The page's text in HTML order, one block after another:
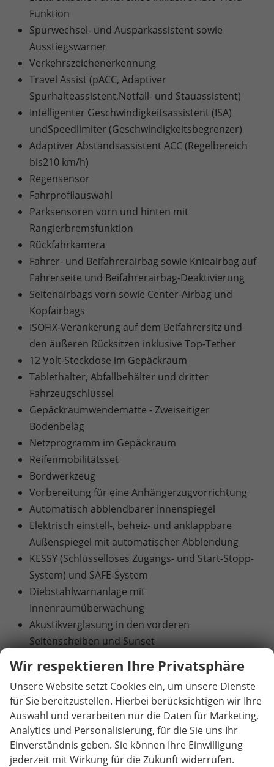
Funktion
Spurwechsel- und Ausparkassistent sowie
Ausstiegswarner
Verkehrszeichenerkennung
Travel Assist (pACC, Adaptiver
Spurhalteassistent,Notfall- und Stauassistent)
Intelligenter Geschwindigkeitsassistent (ISA)
undSpeedlimiter (Geschwindigkeitsbegrenzer)
Adaptiver Abstandsassistent ACC (Regelbereich
bis210 km/h)
Regensensor
Fahrprofilauswahl
Parksensoren vorn und hinten mit
Rangierbremsfunktion
Rückfahrkamera
Fahrer- und Beifahrerairbag sowie Knieairbag auf
Fahrerseite und Beifahrerairbag-Deaktivierung
Seitenairbags vorn sowie Center-Airbag und
Kopfairbags
ISOFIX-Verankerung auf dem Beifahrersitz und
den äußeren Rücksitzen inklusive Top-Tether
12 Volt-Steckdose im Gepäckraum
Tablethalter, Abfallbehälter und dritter
Fahrzeugschlüssel
Gepäckraumwendematte - Zweiseitiger
Bodenbelag
Netzprogramm im Gepäckraum
Reifenmobilitätsset
Bordwerkzeug
Vorbereitung für eine Anhängerzugvorrichtung
Automatisch abblendbarer Innenspiegel
Elektrisch einstell-, beheiz- und anklappbare
Außenspiegel mit automatischer Abblendung
KESSY (Schlüsselloses Zugangs- und Start-Stopp-
System) und SAFE-System
Diebstahlwarnanlage mit
Innenraumüberwachung
Akustikverglasung in den vorderen
Seitenscheiben und Sunset
Klimaanlage Climatronic (2-Zonen) mit
Allergenfilter und Geruchsfilter
Beheizbare Vordersitze
Elektrisch betätigte Kindersicherung für die
hinteren Türen und Fenster
Abbiege- und Allwetterlicht
Scheinwerferreinigungsanlage inklusive
Wir respektieren Ihre Privatsphäre
Unsere Website setzt Cookies ein, um unsere Dienste
für Sie bereitzustellen. Hierbei berücksichtigen wir Ihre
Auswahl und verarbeiten nur die Daten für Marketing,
Analytics und Personalisierung, für die Sie uns Ihr
Einverständnis geben. Sie können Ihre Einwilligung
jederzeit mit Wirkung für die Zukunft widerrufen.